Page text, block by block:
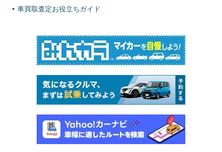
車買取査定お役立ちガイド